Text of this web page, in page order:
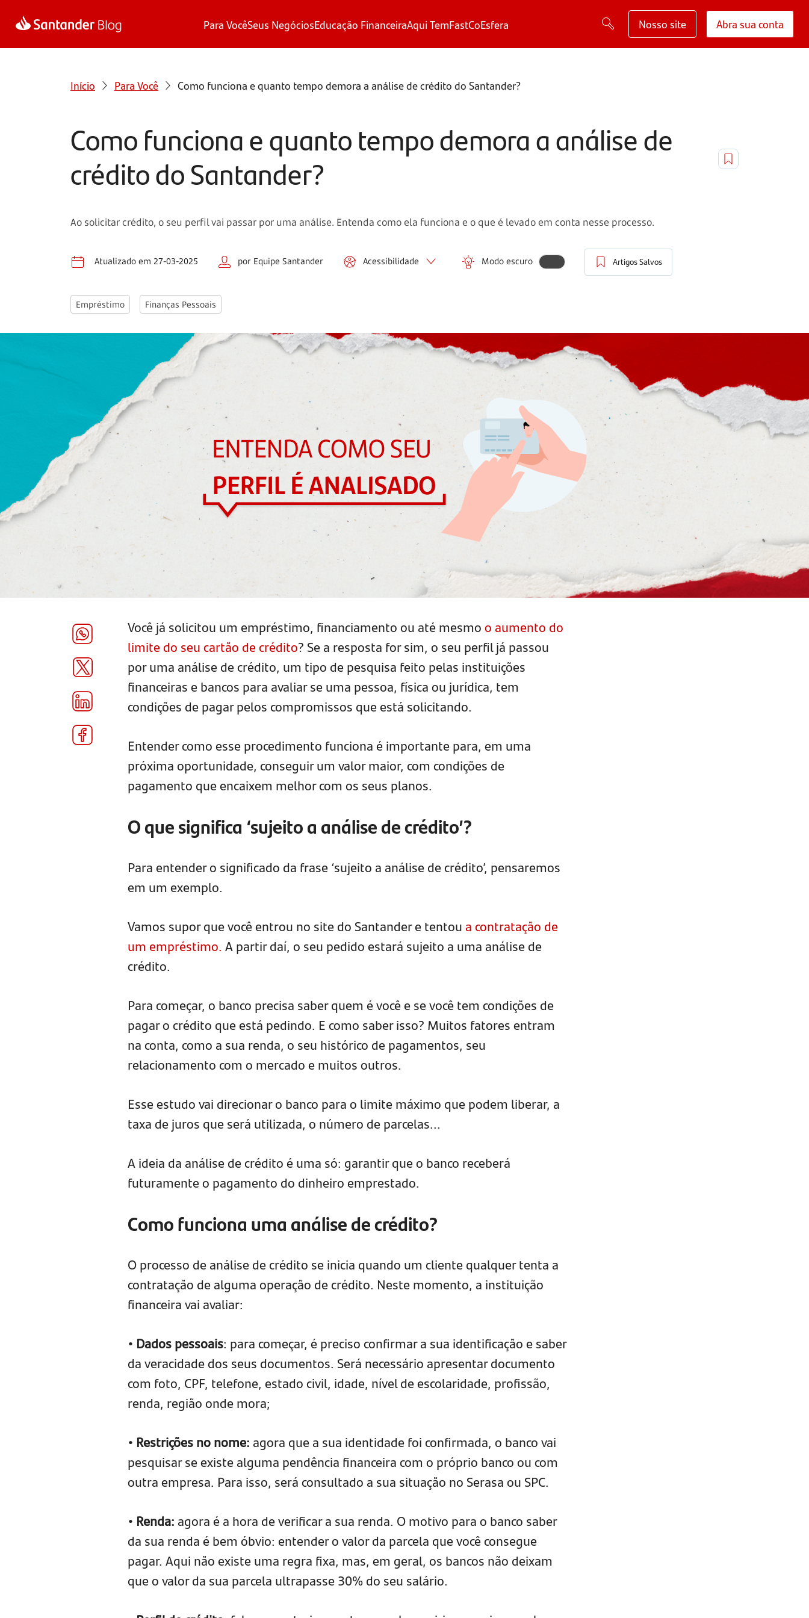
Para VocêSeus NegóciosEducação FinanceiraAqui TemFastCoEsfera Nosso site Abra sua conta
Início Para Você Como funciona e quanto tempo demora a análise de crédito do Santander?
Como funciona e quanto tempo demora a análise de
crédito do Santander?
Ao solicitar crédito, o seu perfil vai passar por uma análise. Entenda como ela funciona e o que é levado em conta nesse processo.
Atualizado em 27-03-2025 por Equipe Santander Acessibilidade Modo escuro Artigos Salvos
Empréstimo Finanças Pessoais
Você já solicitou um empréstimo, financiamento ou até mesmoo aumento do
limite do seu cartão de crédito? Se a resposta for sim, o seu perfil já passou
por uma análise de crédito, um tipo de pesquisa feito pelas instituições
financeiras e bancos para avaliar se uma pessoa, física ou jurídica, tem
condições de pagar pelos compromissos que está solicitando.
Entender como esse procedimento funciona é importante para, em uma
próxima oportunidade, conseguir um valor maior, com condições de
pagamento que encaixem melhor com os seus planos.
O que significa ‘sujeito a análise de crédito’?
Para entender o significado da frase ‘sujeito a análise de crédito’, pensaremos
em um exemplo.
Vamos supor que você entrou no site do Santander e tentou a contratação de
um empréstimo. A partir daí, o seu pedido estará sujeito a uma análise de
crédito.
Para começar, o banco precisa saber quem é você e se você tem condições de
pagar o crédito que está pedindo. E como saber isso? Muitos fatores entram
na conta, como a sua renda, o seu histórico de pagamentos, seu
relacionamento com o mercado e muitos outros.
Esse estudo vai direcionar o banco para o limite máximo que podem liberar, a
taxa de juros que será utilizada, o número de parcelas...
A ideia da análise de crédito é uma só: garantir que o banco receberá
futuramente o pagamento do dinheiro emprestado.
Como funciona uma análise de crédito?
O processo de análise de crédito se inicia quando um cliente qualquer tenta a
contratação de alguma operação de crédito. Neste momento, a instituição
financeira vai avaliar:
• Dados pessoais: para começar, é preciso confirmar a sua identificação e saber
da veracidade dos seus documentos. Será necessário apresentar documento
com foto, CPF, telefone, estado civil, idade, nível de escolaridade, profissão,
renda, região onde mora;
• Restrições no nome: agora que a sua identidade foi confirmada, o banco vai
pesquisar se existe alguma pendência financeira com o próprio banco ou com
outra empresa. Para isso, será consultado a sua situação no Serasa ou SPC.
• Renda: agora é a hora de verificar a sua renda. O motivo para o banco saber
da sua renda é bem óbvio: entender o valor da parcela que você consegue
pagar. Aqui não existe uma regra fixa, mas, em geral, os bancos não deixam
que o valor da sua parcela ultrapasse 30% do seu salário.